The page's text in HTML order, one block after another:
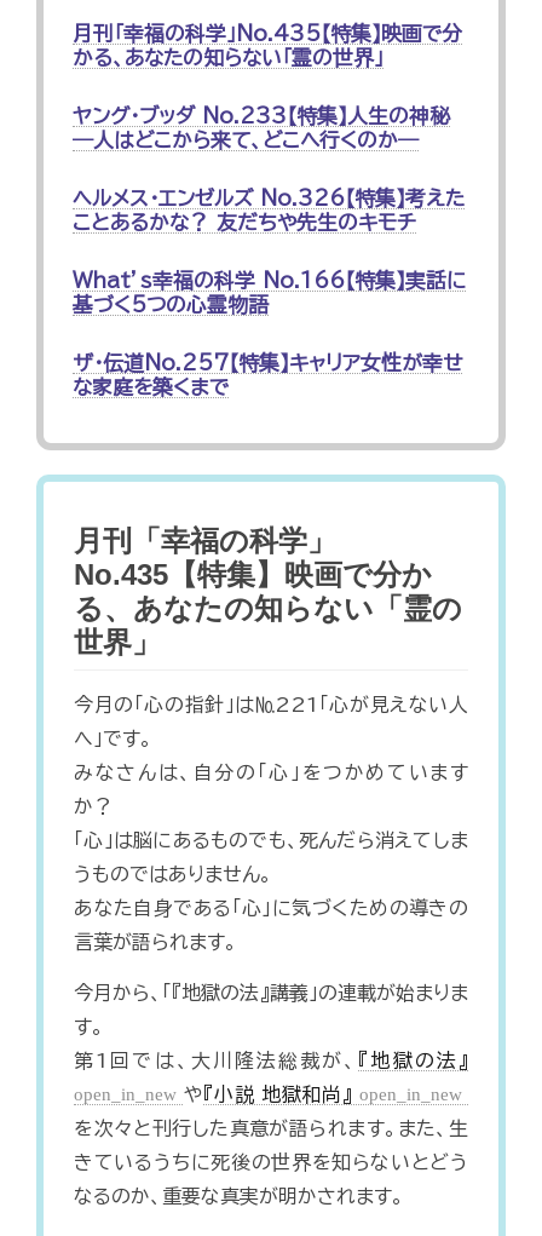
月刊「幸福の科学」No.435【特集】映画で分
かる、あなたの知らない「霊の世界」
ヤング・ブッダ No.233【特集】人生の神秘
―人はどこから来て、どこへ行くのか―
ヘルメス・エンゼルズ No.326【特集】考えた
ことあるかな？ 友だちや先生のキモチ
What’s幸福の科学 No.166【特集】実話に
基づく5つの心霊物語
ザ・伝道No.257【特集】キャリア女性が幸せ
な家庭を築くまで
月刊「幸福の科学」
No.435【特集】映画で分か
る、あなたの知らない「霊の
世界」
今月の「心の指針」は№221「心が見えない人
へ」です。
みなさんは、自分の「心」をつかめています
か？
「心」は脳にあるものでも、死んだら消えてしま
うものではありません。
あなた自身である「心」に気づくための導きの
言葉が語られます。
今月から、「『地獄の法』講義」の連載が始まりま
す。
第1回では、大川隆法総裁が、
『地獄の法』
open_in_new や『小説 地獄和尚』 open_in_new
を次々と刊行した真意が語られます。また、生
きているうちに死後の世界を知らないとどう
なるのか、重要な真実が明かされます。